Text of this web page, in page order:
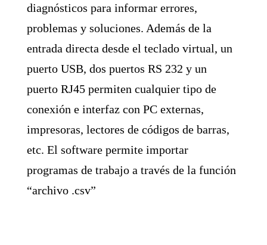
diagnósticos para informar errores,
problemas y soluciones. Además de la
entrada directa desde el teclado virtual, un
puerto USB, dos puertos RS 232 y un
puerto RJ45 permiten cualquier tipo de
conexión e interfaz con PC externas,
impresoras, lectores de códigos de barras,
etc. El software permite importar
programas de trabajo a través de la función
“archivo .csv”